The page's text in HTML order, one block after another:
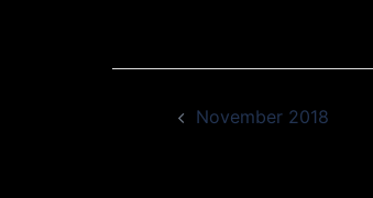
November 2018